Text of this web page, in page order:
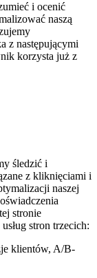
i ocenić
naszą
z następującymi
korzysta już z
śledzić i
z kliknięciami i
naszej
stronie
stron trzecich:
klientów, A/B-